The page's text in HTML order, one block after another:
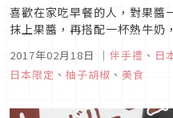
喜歡在家吃早餐的人，對果醬
抹上果醬，再搭配一杯熱牛奶
的果醬能為忙碌的一天打開美
日時也可以放下忙碌的步調，
2017年02月18日 ｜ 伴手禮 、 日
日本限定 、 柚子胡椒 、 美食